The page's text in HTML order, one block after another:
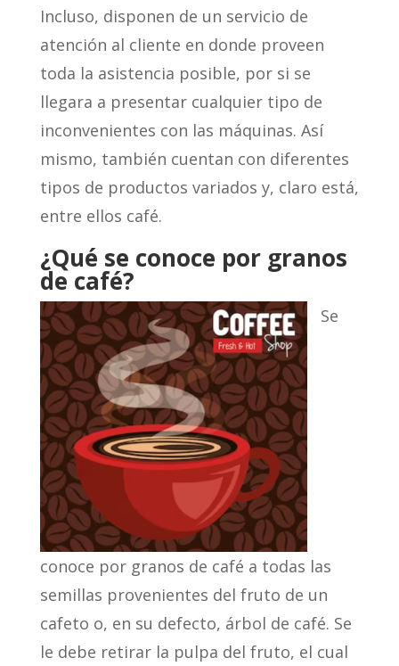
Incluso, disponen de un servicio de
atención al cliente en donde proveen
toda la asistencia posible, por si se
llegara a presentar cualquier tipo de
inconvenientes con las máquinas. Así
mismo, también cuentan con diferentes
tipos de productos variados y, claro está,
entre ellos café.
¿Qué se conoce por granos
de café?
Se
conoce por granos de café a todas las
semillas provenientes del fruto de un
cafeto o, en su defecto, árbol de café. Se
le debe retirar la pulpa del fruto, el cual